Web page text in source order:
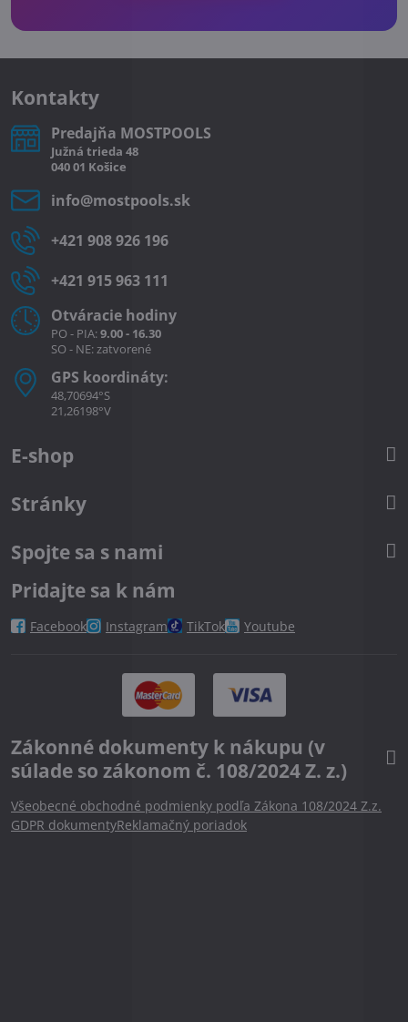
Kontakty
Predajňa MOSTPOOLS
Južná trieda 48
040 01 Košice
info​@mostpools​.sk
+421 908 926 196
+421 915 963 111
Otváracie hodiny
PO - PIA:9.00 - 16.30
SO - NE: zatvorené
GPS koordináty:
48,70694°S
21,26198°V
E-shop
Stránky
Spojte sa s nami
Pridajte sa k nám
Facebook Instagram TikTok Youtube
Zákonné dokumenty k nákupu (v
súlade so zákonom č. 108/2024 Z. z.)
Všeobecné obchodné podmienky podľa Zákona 108/2024 Z.z.
GDPR dokumentyReklamačný poriadok